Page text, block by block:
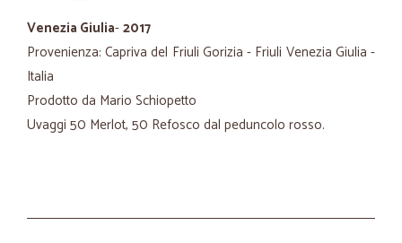
Venezia Giulia-2017
Provenienza: Capriva del Friuli Gorizia - Friuli Venezia Giulia -
Italia
Prodotto da Mario Schiopetto
Uvaggi 50 Merlot, 50 Refosco dal peduncolo rosso.